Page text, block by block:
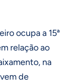
ocupa a 15ª
relação ao
na
de